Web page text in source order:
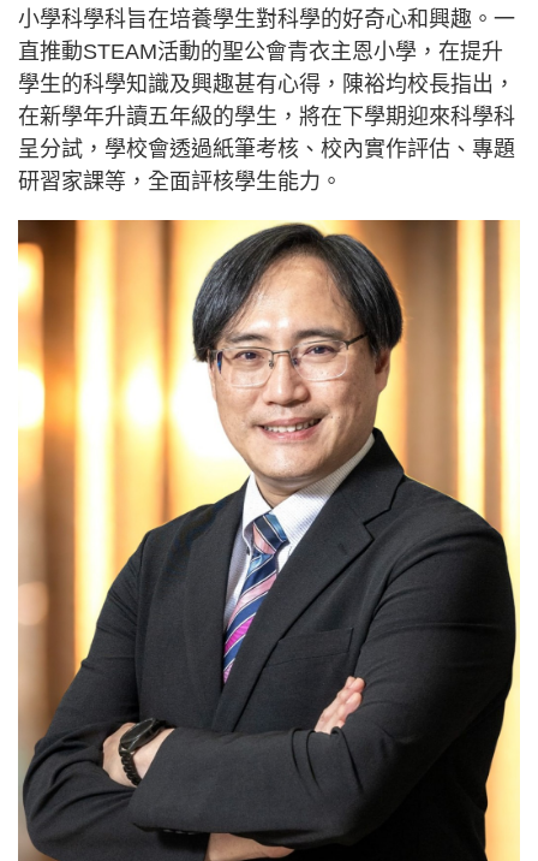
小學科學科旨在培養學生對科學的好奇心和興趣。一
直推動STEAM活動的聖公會青衣主恩小學，在提升
學生的科學知識及興趣甚有心得，陳裕均校長指出，
在新學年升讀五年級的學生，將在下學期迎來科學科
呈分試，學校會透過紙筆考核、校內實作評估、專題
研習家課等，全面評核學生能力。